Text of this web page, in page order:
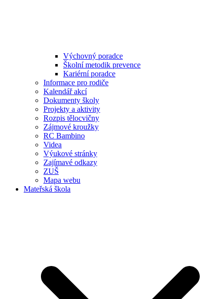
Výchovný poradce
Školní metodik prevence
Kariérní poradce
Informace pro rodiče
Kalendář akcí
Dokumenty školy
Projekty a aktivity
Rozpis tělocvičny
Zájmové kroužky
RC Bambino
Videa
Výukové stránky
Zajímavé odkazy
ZUŠ
Mapa webu
Mateřská škola